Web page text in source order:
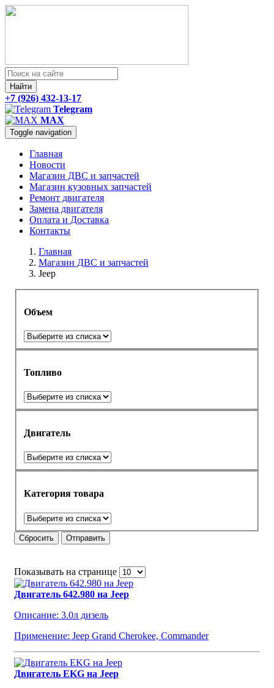
Найти
+7 (926) 432-13-17
Telegram
MAX
Toggle navigation
Главная
Новости
Магазин ДВС и запчастей
Магазин кузовных запчастей
Ремонт двигателя
Замена двигателя
Оплата и Доставка
Контакты
Главная
Магазин ДВС и запчастей
Jeep
Объем
Топливо
Двигатель
Категория товара
Сбросить Отправить
Показывать на странице
Двигатель 642.980 на Jeep
Описание: 3.0л дизель
Применение: Jeep Grand Cherokee, Commander
Двигатель EKG на Jeep